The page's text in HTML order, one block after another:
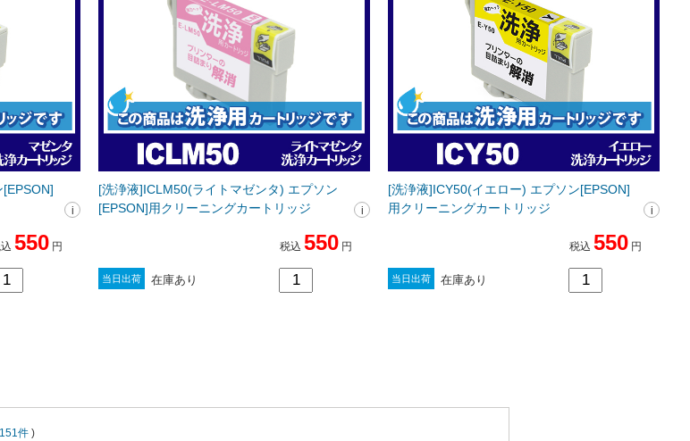
550 円
[洗浄液]ICLM50(ライトマゼンタ) エプソン
[EPSON]用クリーニングカートリッジ
税込 550 円
当日出荷 在庫あり
[洗浄液]ICY50(イエロー) エプソン[EPSON]
用クリーニングカートリッジ
税込 550 円
当日出荷 在庫あり
151件 )